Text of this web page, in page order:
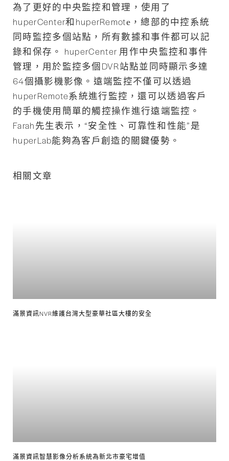
為了更好的中央監控和管理，使用了
huperCenter和huperRemote，總部的中控系統
同時監控多個站點，所有數據和事件都可以記
錄和保存。 huperCenter 用作中央監控和事件
管理，用於監控多個DVR站點並同時顯示多達
64個攝影機影像。遠端監控不僅可以透過
huperRemote系統進行監控，還可以透過客戶
的手機使用簡單的觸控操作進行遠端監控。
Farah先生表示，“安全性、可靠性和性能”是
huperLab能夠為客戶創造的關鍵優勢。
相關文章
滿景資訊NVR維護台灣大型豪華社區大樓的安全
滿景資訊智慧影像分析系統為新北市豪宅增值